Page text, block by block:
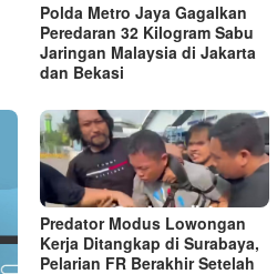
Polda Metro Jaya Gagalkan
Peredaran 32 Kilogram Sabu
Jaringan Malaysia di Jakarta
dan Bekasi
Predator Modus Lowongan
Kerja Ditangkap di Surabaya,
Pelarian FR Berakhir Setelah